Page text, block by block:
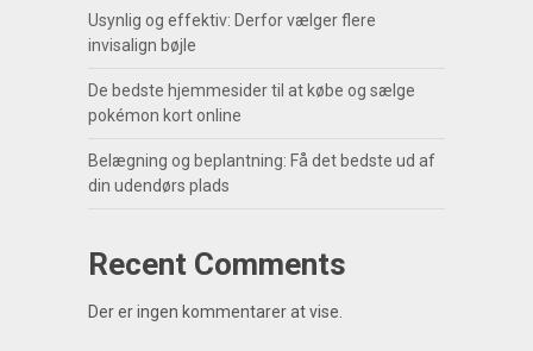
Usynlig og effektiv: Derfor vælger flere
invisalign bøjle
De bedste hjemmesider til at købe og sælge
pokémon kort online
Belægning og beplantning: Få det bedste ud af
din udendørs plads
Recent Comments
Der er ingen kommentarer at vise.